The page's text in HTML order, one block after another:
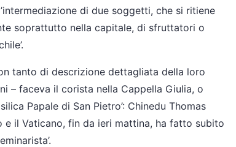
di due soggetti, che si ritiene
soprattutto nella capitale, di sfruttatori o
tanto di descrizione dettagliata della loro
– faceva il corista nella Cappella Giulia, o
Papale di San Pietro’: Chinedu Thomas
e il Vaticano, fin da ieri mattina, ha fatto subito